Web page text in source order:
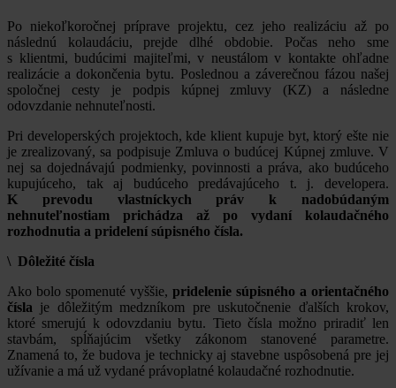
Po niekoľkoročnej príprave projektu, cez jeho realizáciu až po
následnú kolaudáciu, prejde dlhé obdobie. Počas neho sme
s klientmi, budúcimi majiteľmi, v neustálom v kontakte ohľadne
realizácie a dokončenia bytu. Poslednou a záverečnou fázou našej
spoločnej cesty je podpis kúpnej zmluvy (KZ) a následne
odovzdanie nehnuteľnosti.
Pri developerských projektoch, kde klient kupuje byt, ktorý ešte nie
je zrealizovaný, sa podpisuje Zmluva o budúcej Kúpnej zmluve. V
nej sa dojednávajú podmienky, povinnosti a práva, ako budúceho
kupujúceho, tak aj budúceho predávajúceho t. j. developera.
K prevodu vlastníckych práv k nadobúdaným
nehnuteľnostiam prichádza až po vydaní kolaudačného
rozhodnutia a pridelení súpisného čísla.
\ Dôležité čísla
Ako bolo spomenuté vyššie, pridelenie súpisného a orientačného
čísla je dôležitým medzníkom pre uskutočnenie ďalších krokov,
ktoré smerujú k odovzdaniu bytu. Tieto čísla možno priradiť len
stavbám, spĺňajúcim všetky zákonom stanovené parametre.
Znamená to, že budova je technicky aj stavebne uspôsobená pre jej
užívanie a má už vydané právoplatné kolaudačné rozhodnutie.